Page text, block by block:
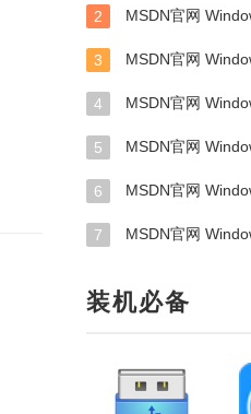
2 MSDN官网 Windows 10
3 MSDN官网 Windows
4 MSDN官网 Windows 10
5 MSDN官网 Windows
6 MSDN官网 Windows
7 MSDN官网 Windows 10
装机必备